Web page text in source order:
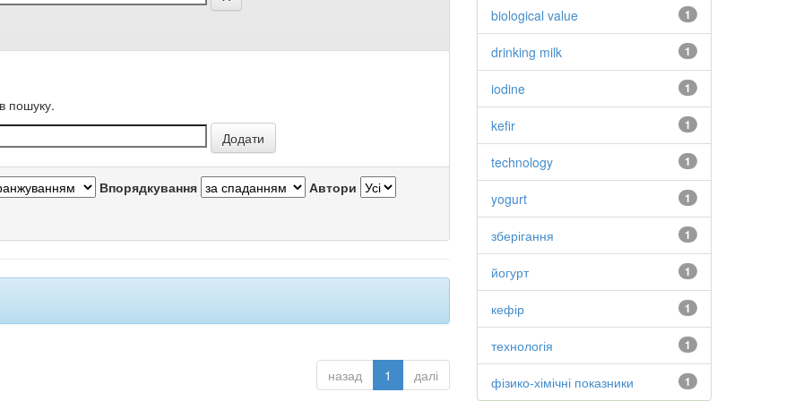
пошуку.
Впорядкування Автори
назад 1 далі
1
biological value
1
drinking milk
1
iodine
1
kefir
1
technology
1
yogurt
1
зберігання
1
йогурт
1
кефір
1
технологія
1
фізико-хімічні показники